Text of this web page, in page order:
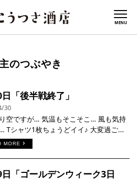
MENU
のつぶやき
「後半戦終了」
30
空ですが… 気温もそこそこ… 風も気持
Tシャツ1枚ちょうどイイ♪ 大変過ご...
MORE
「ゴールデンウィーク3日